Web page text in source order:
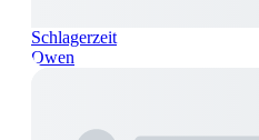
Schlagerzeit
Owen